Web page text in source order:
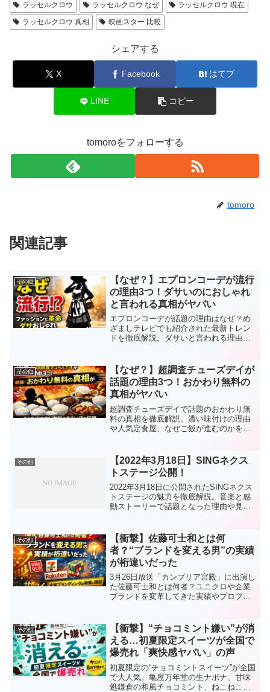
ラッセルクロウ
ラッセルクロウ なぜ
ラッセルクロウ 現在
ラッセルクロウ 真相
映画スター 比較
シェアする
X Facebook はてブ
LINE コピー
tomoroをフォローする
tomoro
関連記事
その他
【なぜ？】エプロンコーデが流行
の理由3つ！ダサいのにおしゃれ
と言われる真相がヤバい
エプロンコーデが話題の理由はなぜ？め
ざましテレビでも紹介された最新トレン
ドを徹底解説。ダサいと言われる理由や
その他
【なぜ？】超調査チューズデイが
話題の理由3つ！おかわり無料の
真相がヤバい
超調査チューズデイで話題のおかわり無
料の真相を徹底解説。濃い味付けの理由
や人気定食屋、なぜご飯が進むのかをわ
その他
【2022年3月18日】SINGネクス
トステージ公開！
2022年3月18日に公開されたSINGネクス
トステージの魅力を徹底解説。音楽と感
動ストーリーで話題となった理由や見ど
その他
【衝撃】佐藤可士和とは何
者？“ブランドを変える男”の実績
が桁違いだった
3月26日放送「カンブリア宮殿」に出演し
た佐藤可士和とは何者？ユニクロや企業
ブランドを変革してきた実績やプロフィ
その他
【衝撃】“チョコミント嫌い”が消
える…初夏限定スイーツが全国で
爆売れ「爽快感ヤバい」の声
初夏限定の“チョコミントスイーツ”が全国
で大人気。亀屋万年堂の生ナボナ、甘味
処鎌倉の和風チョコミント、ねこねこ食